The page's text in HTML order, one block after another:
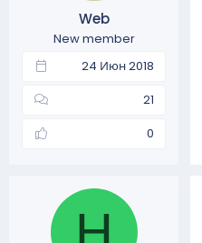
Web
New member
24 Июн 2018
21
0
H